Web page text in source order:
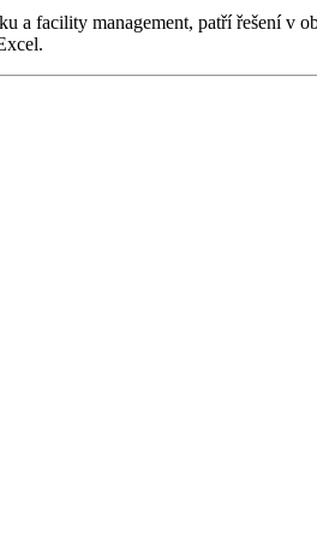
a facility management, patří řešení